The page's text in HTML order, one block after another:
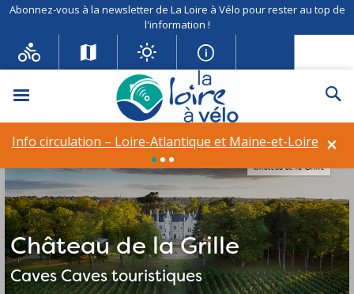
Abonnez-vous à la newsletter de La Loire à Vélo pour rester au top de
l'information !
Menu
×
Info circulation – Loire-Atlantique et Maine-et-Loire
Château de la Grille
CavesCaves touristiques
Château de la Grille